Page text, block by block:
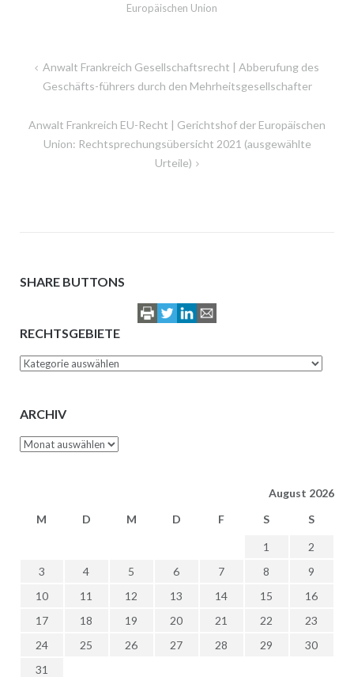
Europäischen Union
Beitragsnavigation
Anwalt Frankreich Gesellschaftsrecht | Abberufung des
Geschäfts-führers durch den Mehrheitsgesellschafter
Anwalt Frankreich EU-Recht | Gerichtshof der Europäischen
Union: Rechtsprechungsübersicht 2021 (ausgewählte
Urteile)
SHARE BUTTONS
RECHTSGEBIETE
Rechtsgebiete
ARCHIV
Archiv
August 2026
M
D M D F S S
1
2
3
4 5 6 7 8
9
10
11 12 13 14 15
16
17
18 19 20 21 22
23
24
25 26 27 28 29
30
31